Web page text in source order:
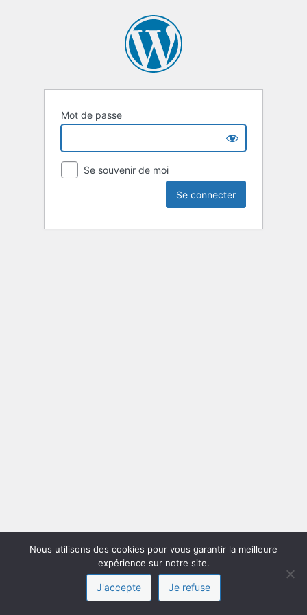
Mot de passe
Se souvenir de moi
Nous utilisons des cookies pour vous garantir la meilleure
expérience sur notre site.
J'accepte Je refuse